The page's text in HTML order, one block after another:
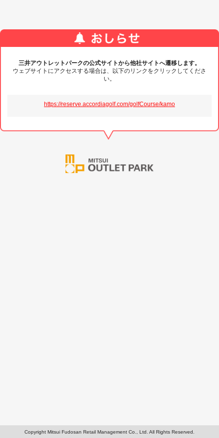
三井アウトレットパークの公式サイトから他社サイトへ遷移します。
ウェブサイトにアクセスする場合は、以下のリンクをクリックしてくださ
い。
https://reserve.accordiagolf.com/golfCourse/kamo
Copyright Mitsui Fudosan Retail Management Co., Ltd. All Rights Reserved.